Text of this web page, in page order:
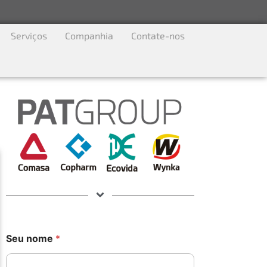
Serviços Companhia Contate-nos
Seu nome *